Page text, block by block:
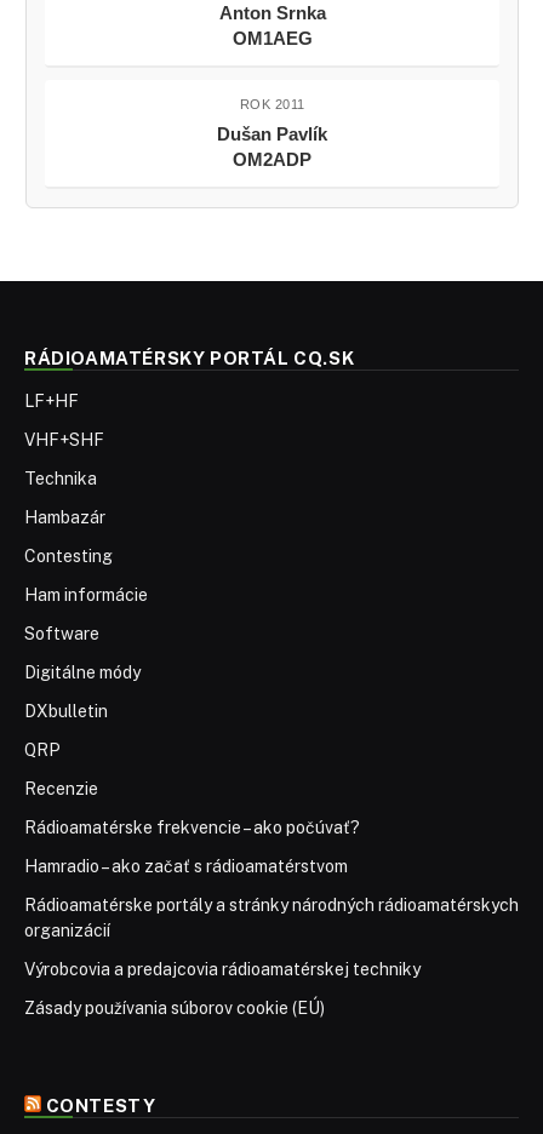
Anton Srnka
OM1AEG
ROK 2011
Dušan Pavlík
OM2ADP
RÁDIOAMATÉRSKY PORTÁL CQ.SK
LF+HF
VHF+SHF
Technika
Hambazár
Contesting
Ham informácie
Software
Digitálne módy
DXbulletin
QRP
Recenzie
Rádioamatérske frekvencie – ako počúvať?
Hamradio – ako začať s rádioamatérstvom
Rádioamatérske portály a stránky národných rádioamatérskych
organizácií
Výrobcovia a predajcovia rádioamatérskej techniky
Zásady používania súborov cookie (EÚ)
CONTESTY